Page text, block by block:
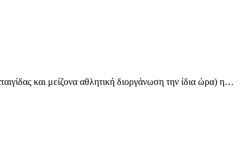
και μείζονα αθλητική διοργάνωση την ίδια ώρα) η…